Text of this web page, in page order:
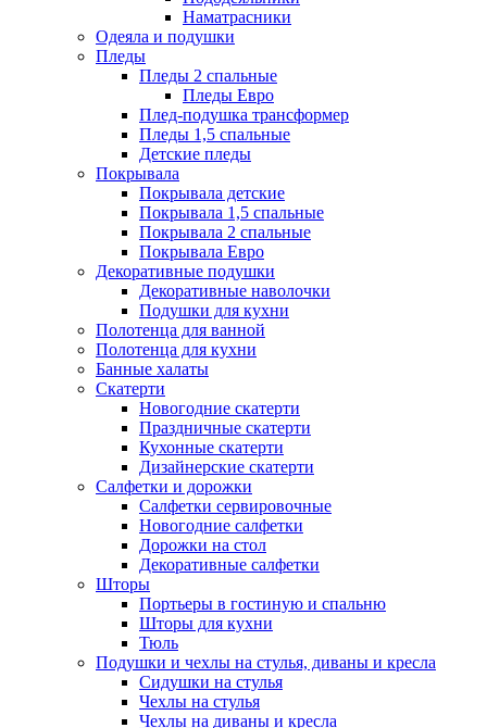
Наматрасники
Одеяла и подушки
Пледы
Пледы 2 спальные
Пледы Евро
Плед-подушка трансформер
Пледы 1,5 спальные
Детские пледы
Покрывала
Покрывала детские
Покрывала 1,5 спальные
Покрывала 2 спальные
Покрывала Евро
Декоративные подушки
Декоративные наволочки
Подушки для кухни
Полотенца для ванной
Полотенца для кухни
Банные халаты
Скатерти
Новогодние скатерти
Праздничные скатерти
Кухонные скатерти
Дизайнерские скатерти
Салфетки и дорожки
Салфетки сервировочные
Новогодние салфетки
Дорожки на стол
Декоративные салфетки
Шторы
Портьеры в гостиную и спальню
Шторы для кухни
Тюль
Подушки и чехлы на стулья, диваны и кресла
Сидушки на стулья
Чехлы на стулья
Чехлы на диваны и кресла